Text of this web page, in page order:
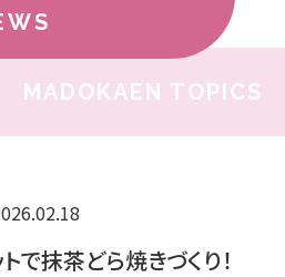
MADOKAEN TOPICS
で抹茶どら焼きづくり！